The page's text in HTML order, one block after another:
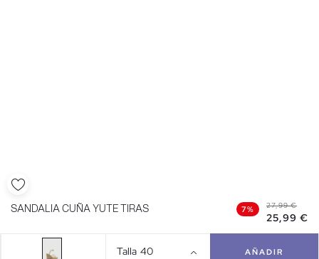
SANDALIA CUÑA YUTE TIRAS 7% 27,99 €
25,99 €
Talla 40 AÑADIR